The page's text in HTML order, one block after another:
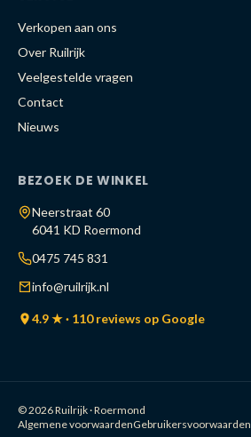
Verkopen aan ons
Over Ruilrijk
Veelgestelde vragen
Contact
Nieuws
BEZOEK DE WINKEL
Neerstraat 60
6041 KD Roermond
0475 745 831
info@ruilrijk.nl
4.9 ★ · 110 reviews op Google
© 2026 Ruilrijk · Roermond
Algemene voorwaardenGebruikersvoorwaarden